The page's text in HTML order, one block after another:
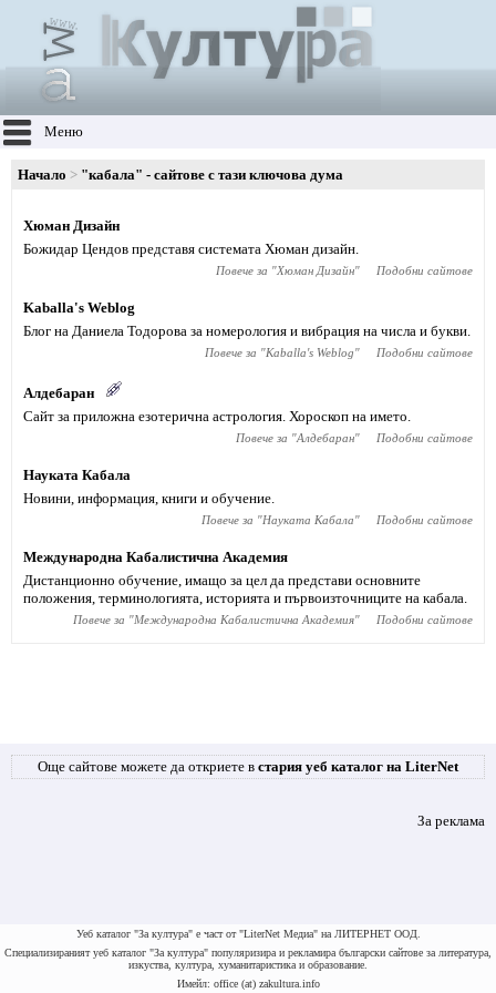
Меню
Начало "кабала" - сайтове с тази ключова дума
Хюман Дизайн
Божидар Цендов представя системата Хюман дизайн.
Повече за "Хюман Дизайн" Подобни сайтове
Kaballa's Weblog
Блог на Даниела Тодорова за номерология и вибрация на числа и букви.
Повече за "Kaballa's Weblog" Подобни сайтове
Алдебаран
Сайт за приложна езотерична астрология. Хороскоп на името.
Повече за "Алдебаран" Подобни сайтове
Науката Кабала
Новини, информация, книги и обучение.
Повече за "Науката Кабала" Подобни сайтове
Международна Кабалистична Академия
Дистанционно обучение, имащо за цел да представи основните
положения, терминологията, историята и първоизточниците на кабала.
Повече за "Международна Кабалистична Академия" Подобни сайтове
Още сайтове можете да откриете в стария уеб каталог на LiterNet
За реклама
Уеб каталог "За култура" е част от "LiterNet Медиа" на ЛИТЕРНЕТ ООД.
Специализираният уеб каталог "За култура" популяризира и рекламира български сайтове за литература,
изкуства, култура, хуманитаристика и образование.
Имейл: office (at) zakultura.info